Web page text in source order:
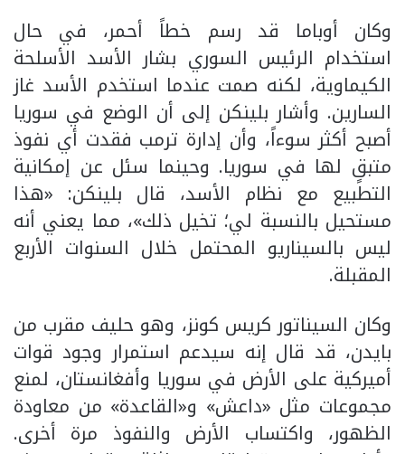
وكان أوباما قد رسم خطاً أحمر، في حال
استخدام الرئيس السوري بشار الأسد الأسلحة
الكيماوية، لكنه صمت عندما استخدم الأسد غاز
السارين. وأشار بلينكن إلى أن الوضع في سوريا
أصبح أكثر سوءاً، وأن إدارة ترمب فقدت أي نفوذ
متبقٍ لها في سوريا. وحينما سئل عن إمكانية
التطبيع مع نظام الأسد، قال بلينكن: «هذا
مستحيل بالنسبة لي؛ تخيل ذلك»، مما يعني أنه
ليس بالسيناريو المحتمل خلال السنوات الأربع
المقبلة.
وكان السيناتور كريس كونز، وهو حليف مقرب من
بايدن، قد قال إنه سيدعم استمرار وجود قوات
أميركية على الأرض في سوريا وأفغانستان، لمنع
مجموعات مثل «داعش» و«القاعدة» من معاودة
الظهور، واكتساب الأرض والنفوذ مرة أخرى.